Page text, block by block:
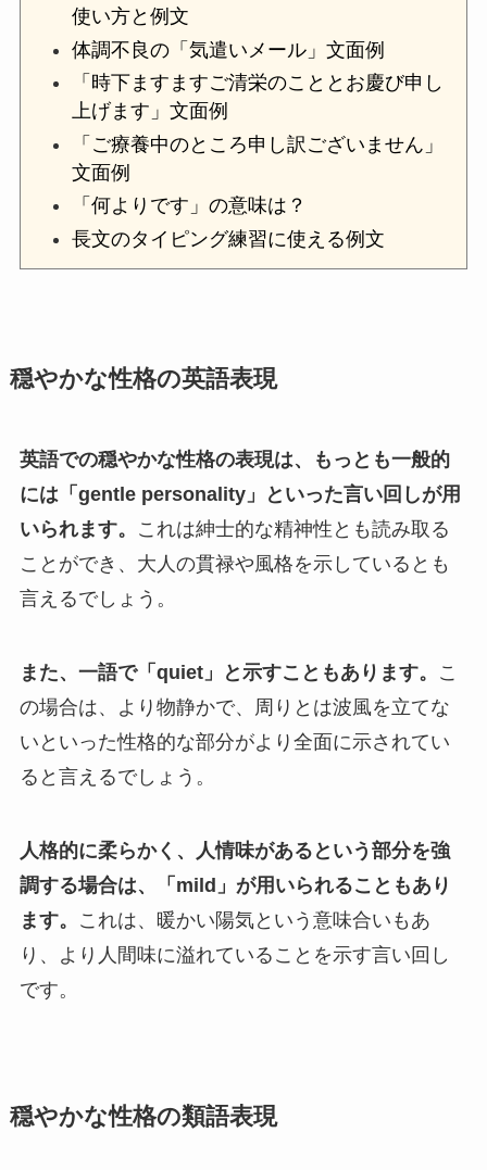
使い方と例文
体調不良の「気遣いメール」文面例
「時下ますますご清栄のこととお慶び申し
上げます」文面例
「ご療養中のところ申し訳ございません」
文面例
「何よりです」の意味は？
長文のタイピング練習に使える例文
穏やかな性格の英語表現
英語での穏やかな性格の表現は、もっとも一般的
には「gentle personality」といった言い回しが用
いられます。
これは紳士的な精神性とも読み取る
ことができ、大人の貫禄や風格を示しているとも
言えるでしょう。
また、一語で「quiet」と示すこともあります。
こ
の場合は、より物静かで、周りとは波風を立てな
いといった性格的な部分がより全面に示されてい
ると言えるでしょう。
人格的に柔らかく、人情味があるという部分を強
調する場合は、「mild」が用いられることもあり
ます。
これは、暖かい陽気という意味合いもあ
り、より人間味に溢れていることを示す言い回し
です。
穏やかな性格の類語表現